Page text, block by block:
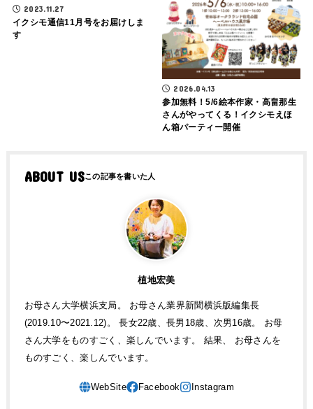
2023.11.27
イクシモ通信11月号をお届けしま
す
2026.04.13
参加無料！5/6絵本作家・高畠那生
さんがやってくる！イクシモえほ
ん箱パーティー開催
ABOUT US
植地宏美
お母さん大学横浜支局。 お母さん業界新聞横浜版編集長
(2019.10〜2021.12)。 長女22歳、長男18歳、次男16歳。 お母
さん大学をものすごく、楽しんでいます。 結果、 お母さんを
ものすごく、楽しんでいます。